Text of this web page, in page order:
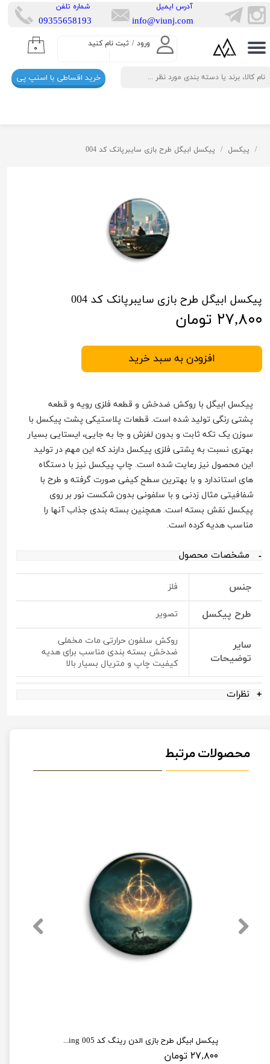
ورود / ثبت نام کنید
حساب کاربری من
تغییر گذر واژه
سفارشات
۰
​شماره تلفن
​​09355658193
​آدرس ایمیل
info@viunj.com
خرید اقساطی با اسنپ پی
پیکسل پیکسل ابیگل طرح بازی سایبرپانک کد 004
پیکسل ابیگل طرح بازی سایبرپانک کد 004
۲۷,۸۰۰ تومان
افزودن به سبد خرید
پیکسل ابیگل با روکش ضدخش و قطعه فلزی رویه و قطعه
پشتی رنگی تولید شده است. قطعات پلاستیکی پشت پیکسل با
سوزن یک تکه ثابت و بدون لغزش و جا به جایی، ایستایی بسیار
بهتری نسبت به پشتی فلزی پیکسل دارند که این مهم در تولید
این محصول نیز رعایت شده است. چاپ پیکسل نیز با دستگاه
های استاندارد و با بهترین سطح کیفی صورت گرفته و طرح با
شفافیتی مثال زدنی و با سلفونی بدون شکست نور بر روی
پیکسل نقش بسته است. همچنین بسته بندی جذاب آنها را
مناسب هدیه کرده است.
مشخصات محصول
جنس فلز
طرح پیکسل تصویر
سایر
توضیحات
روکش سلفون حرارتی مات مخملی
ضدخش بسته بندی مناسب برای هدیه
کیفیت چاپ و متریال بسیار بالا
نظرات
محصولات مرتبط
پیکسل ابیگل طرح بازی الدن رینگ کد elden ring 005
۲۷,۸۰۰ تومان